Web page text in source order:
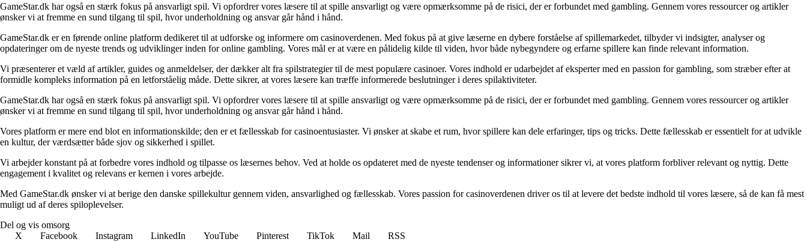
GameStar.dk har også en stærk fokus på ansvarligt spil. Vi opfordrer vores læsere til at spille ansvarligt og være opmærksomme på de risici, der er forbundet med gambling. Gennem vores ressourcer og artikler
ønsker vi at fremme en sund tilgang til spil, hvor underholdning og ansvar går hånd i hånd.
GameStar.dk er en førende online platform dedikeret til at udforske og informere om casinoverdenen. Med fokus på at give læserne en dybere forståelse af spillemarkedet, tilbyder vi indsigter, analyser og
opdateringer om de nyeste trends og udviklinger inden for online gambling. Vores mål er at være en pålidelig kilde til viden, hvor både nybegyndere og erfarne spillere kan finde relevant information.
Vi præsenterer et væld af artikler, guides og anmeldelser, der dækker alt fra spilstrategier til de mest populære casinoer. Vores indhold er udarbejdet af eksperter med en passion for gambling, som stræber efter at
formidle kompleks information på en letforståelig måde. Dette sikrer, at vores læsere kan træffe informerede beslutninger i deres spilaktiviteter.
GameStar.dk har også en stærk fokus på ansvarligt spil. Vi opfordrer vores læsere til at spille ansvarligt og være opmærksomme på de risici, der er forbundet med gambling. Gennem vores ressourcer og artikler
ønsker vi at fremme en sund tilgang til spil, hvor underholdning og ansvar går hånd i hånd.
Vores platform er mere end blot en informationskilde; den er et fællesskab for casinoentusiaster. Vi ønsker at skabe et rum, hvor spillere kan dele erfaringer, tips og tricks. Dette fællesskab er essentielt for at udvikle
en kultur, der værdsætter både sjov og sikkerhed i spillet.
Vi arbejder konstant på at forbedre vores indhold og tilpasse os læsernes behov. Ved at holde os opdateret med de nyeste tendenser og informationer sikrer vi, at vores platform forbliver relevant og nyttig. Dette
engagement i kvalitet og relevans er kernen i vores arbejde.
Med GameStar.dk ønsker vi at berige den danske spillekultur gennem viden, ansvarlighed og fællesskab. Vores passion for casinoverdenen driver os til at levere det bedste indhold til vores læsere, så de kan få mest
muligt ud af deres spiloplevelser.
Del og vis omsorg
X
Facebook Instagram LinkedIn YouTube Pinterest TikTok Mail
RSS